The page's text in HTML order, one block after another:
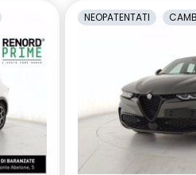
NEOPATENTATI